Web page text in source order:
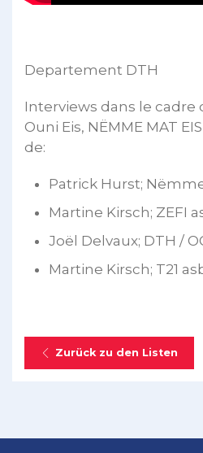
Departement DTH
Interviews dans le cadre
Ouni Eis, NËMME MAT
de:
Patrick Hurst;
Martine Kirsch; ZEFI
Joël Delvaux; DTH /
Martine Kirsch; T21
Zurück zu den Listen